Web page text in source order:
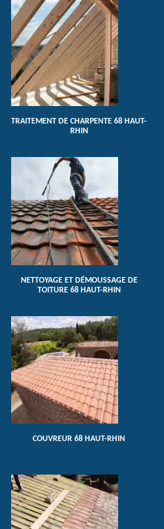
TRAITEMENT DE CHARPENTE 68 HAUT-
RHIN
NETTOYAGE ET DÉMOUSSAGE DE
TOITURE 68 HAUT-RHIN
COUVREUR 68 HAUT-RHIN